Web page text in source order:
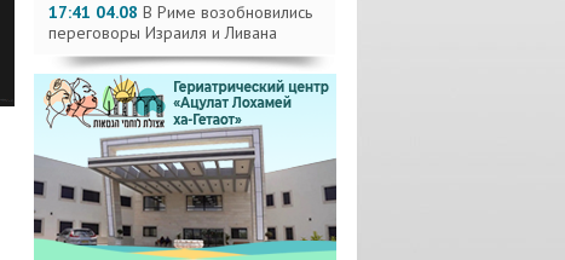
17:41 04.08 В Риме возобновились
переговоры Израиля и Ливана